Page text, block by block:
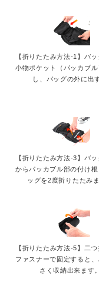
【折りたたみ方法-1】バ
小物ポケット（パッカブル
し、バッグの外に出
【折りたたみ方法-3】バ
からパッカブル部の付け
ッグを2度折りたたみま
【折りたたみ方法-5】二
ファスナーで固定すると
さく収納出来ます。